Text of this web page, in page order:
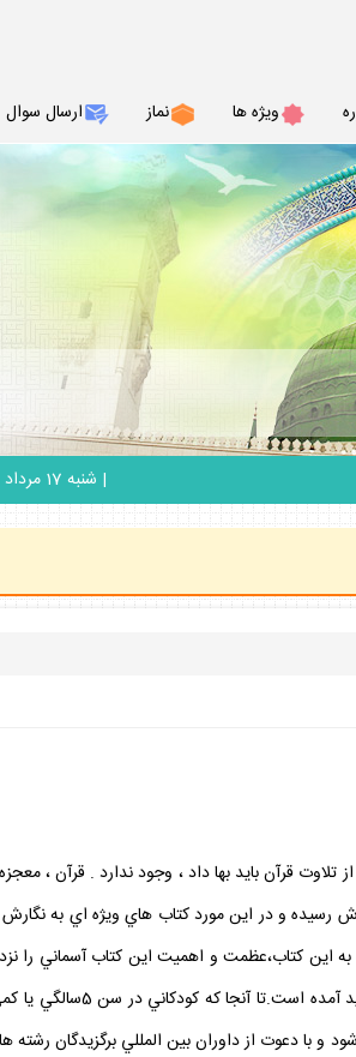
ويژه ها نماز ارسال سوال
| شنبه 17 مرداد 1405
قرآن بايد بها داد ، وجود ندارد . قرآن ،
رسيده و در اين مورد كتاب هاي ويژه اي به
اين كتاب،عظمت و اهميت اين كتاب آسماني را
جمهوري اسلامي ايران،اهتمام
و با دعوت از داوران بين المللي برگزيدگان